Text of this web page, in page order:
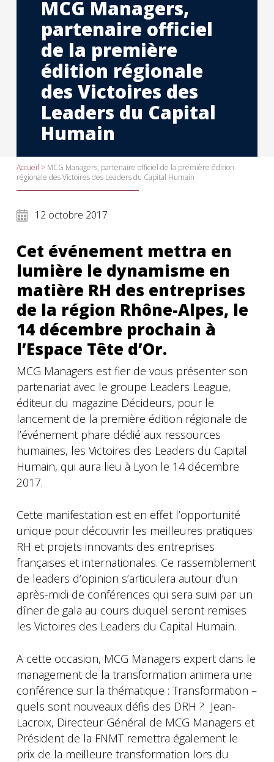
MCG Managers,
partenaire officiel
de la première
édition régionale
des Victoires des
Leaders du Capital
Humain
Accueil > MCG Managers, partenaire officiel de la première édition
régionale des Victoires des Leaders du Capital Humain
12 octobre 2017
Cet événement mettra en
lumière le dynamisme en
matière RH des entreprises
de la région Rhône-Alpes, le
14 décembre prochain à
l’Espace Tête d’Or.
MCG Managers est fier de vous présenter son
partenariat avec le groupe Leaders League,
éditeur du magazine Décideurs, pour le
lancement de la première édition régionale de
l’événement phare dédié aux ressources
humaines, les Victoires des Leaders du Capital
Humain, qui aura lieu à Lyon le 14 décembre
2017.
Cette manifestation est en effet l’opportunité
unique pour découvrir les meilleures pratiques
RH et projets innovants des entreprises
françaises et internationales. Ce rassemblement
de leaders d’opinion s’articulera autour d’un
après-midi de conférences qui sera suivi par un
dîner de gala au cours duquel seront remises
les Victoires des Leaders du Capital Humain.
A cette occasion, MCG Managers expert dans le
management de la transformation animera une
conférence sur la thématique : Transformation –
quels sont nouveaux défis des DRH ? Jean-
Lacroix, Directeur Général de MCG Managers et
Président de la FNMT remettra également le
prix de la meilleure transformation lors du